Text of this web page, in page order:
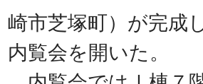
崎市芝塚町）が完成
内覧会を開いた。